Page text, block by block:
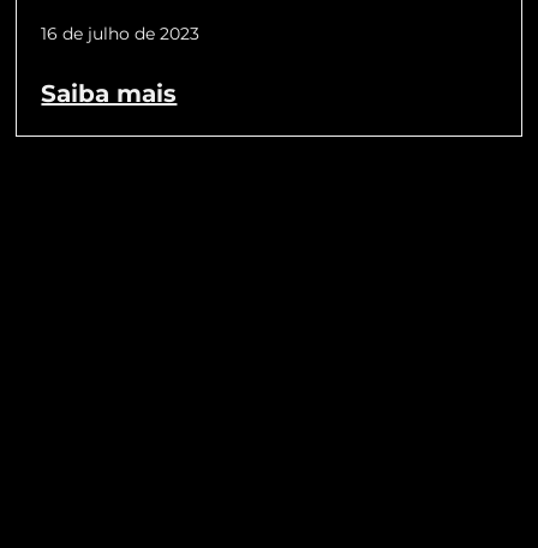
16 de julho de 2023
Saiba mais